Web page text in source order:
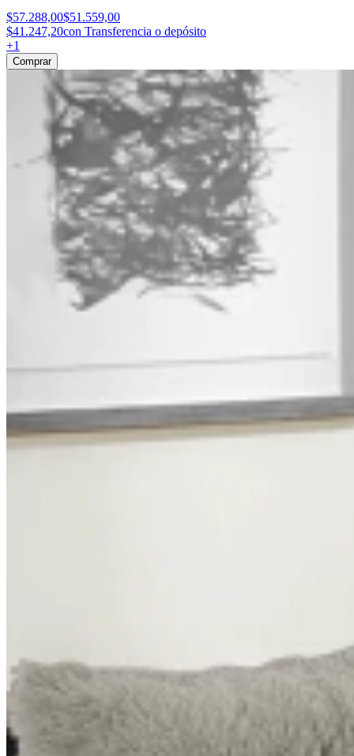
$57.288,00$51.559,00
$41.247,20con Transferencia o depósito
+1
Comprar